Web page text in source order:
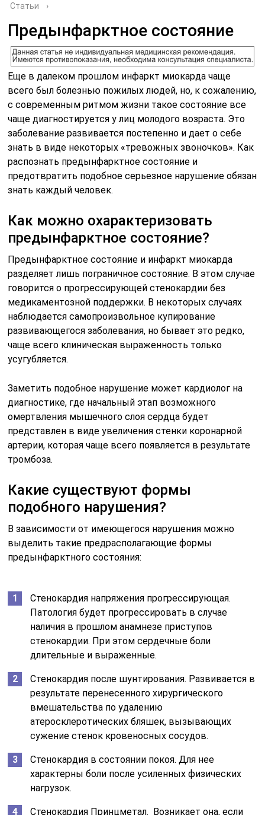
Статьи ›
Предынфарктное состояние
Еще в далеком прошлом инфаркт миокарда чаще
всего был болезнью пожилых людей, но, к сожалению,
с современным ритмом жизни такое состояние все
чаще диагностируется у лиц молодого возраста. Это
заболевание развивается постепенно и дает о себе
знать в виде некоторых «тревожных звоночков». Как
распознать предынфарктное состояние и
предотвратить подобное серьезное нарушение обязан
знать каждый человек.
Как можно охарактеризовать
предынфарктное состояние?
Предынфарктное состояние и инфаркт миокарда
разделяет лишь пограничное состояние. В этом случае
говорится о прогрессирующей стенокардии без
медикаментозной поддержки. В некоторых случаях
наблюдается самопроизвольное купирование
развивающегося заболевания, но бывает это редко,
чаще всего клиническая выраженность только
усугубляется.
Заметить подобное нарушение может кардиолог на
диагностике, где начальный этап возможного
омертвления мышечного слоя сердца будет
представлен в виде увеличения стенки коронарной
артерии, которая чаще всего появляется в результате
тромбоза.
Какие существуют формы
подобного нарушения?
В зависимости от имеющегося нарушения можно
выделить такие предрасполагающие формы
предынфарктного состояния:
Стенокардия напряжения прогрессирующая.
Патология будет прогрессировать в случае
наличия в прошлом анамнезе приступов
стенокардии. При этом сердечные боли
длительные и выраженные.
Стенокардия после шунтирования. Развивается в
результате перенесенного хирургического
вмешательства по удалению
атеросклеротических бляшек, вызывающих
сужение стенок кровеносных сосудов.
Стенокардия в состоянии покоя. Для нее
характерны боли после усиленных физических
нагрузок.
Стенокардия Принцметал. Возникает она, если